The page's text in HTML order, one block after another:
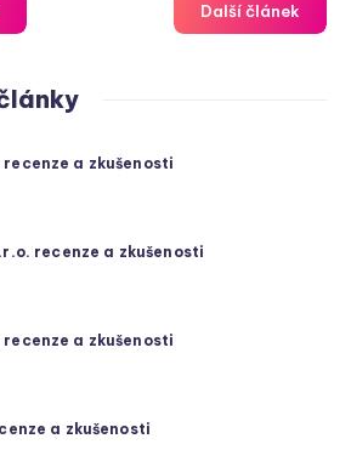
Další článek
recenze a zkušenosti
recenze a zkušenosti
recenze a zkušenosti
a zkušenosti